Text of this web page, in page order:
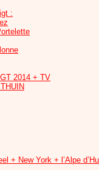
:
2014 + TV
+ New York + l’Alpe